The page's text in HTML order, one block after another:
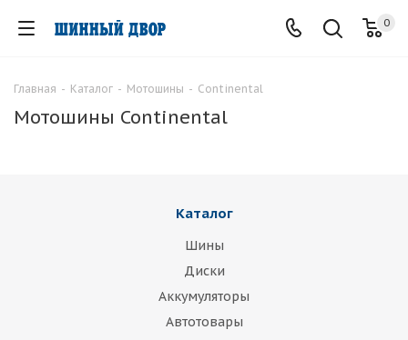
0
Главная - Каталог - Мотошины - Continental
Мотошины Continental
Каталог
Шины
Диски
Аккумуляторы
Автотовары